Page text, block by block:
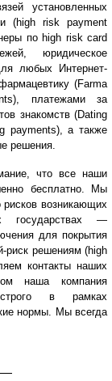
установленных
(high risk payment
по high risk card
юридическое
любых Интернет-
(Farma
платежами за
знакомств (Dating
payments), а также
решения.
что все наши
бесплатно. Мы
рисков возникающих
государствах —
для покрытия
риск решениям (high
контакты наших
наша компания
в рамках
нормы. Мы всегда